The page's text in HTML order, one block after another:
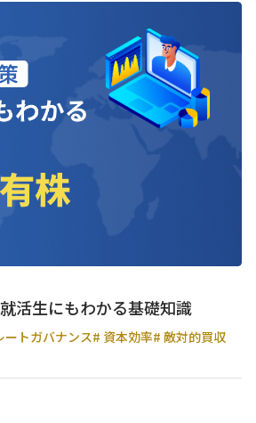
活生にもわかる基礎知識
ートガバナンス# 資本効率# 敵対的買収